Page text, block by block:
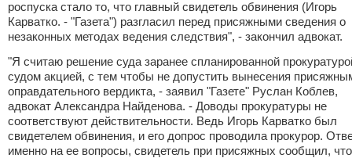
роспуска стало то, что главный свидетель обвинения (Игорь
Карватко. - "Газета") разгласил перед присяжными сведения о
незаконных методах ведения следствия", - закончил адвокат.
"Я считаю решение суда заранее спланированной
судом акцией, с тем чтобы не допустить вынесения
оправдательного вердикта, - заявил "Газете" Руслан Коблев,
адвокат Александра Найденова. - Доводы прокуратуры не
соответствуют действительности. Ведь Игорь Карватко был
свидетелем обвинения, и его допрос проводила прокурор.
именно на ее вопросы, свидетель при присяжных сообщил, что